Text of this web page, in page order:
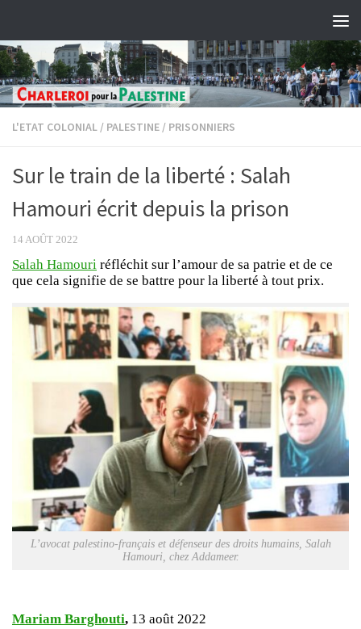
L'ETAT COLONIAL / PALESTINE / PRISONNIERS
Sur le train de la liberté : Salah
Hamouri écrit depuis la prison
14 AOÛT 2022
Salah Hamouri réfléchit sur l’amour de sa patrie et de ce
que cela signifie de se battre pour la liberté à tout prix.
L’avocat palestino-français et défenseur des droits humains, Salah
Hamouri, chez Addameer.
Mariam Barghouti, 13 août 2022